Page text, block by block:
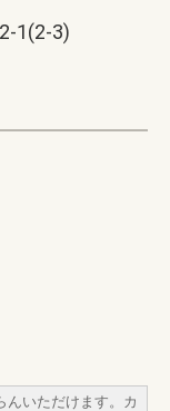
1(2-3)
んいただけます。カ